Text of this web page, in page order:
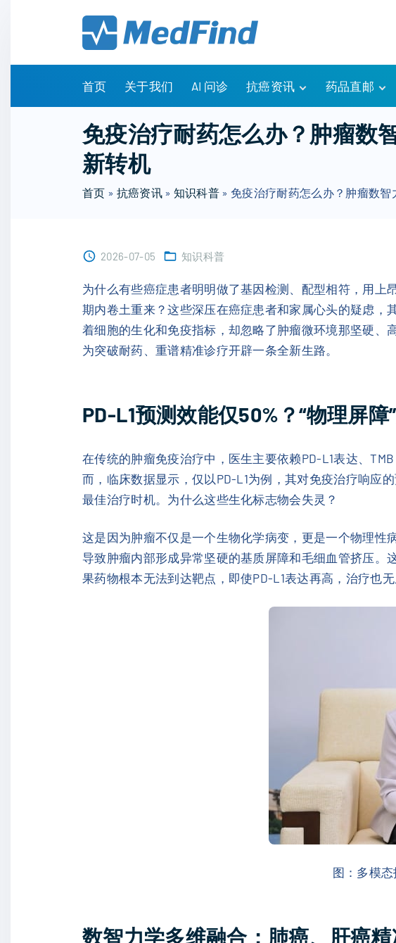
首页 关于我们 AI 问诊 抗癌资讯
有问有答
诊疗指南
医改政策
药品直邮
购物车
订单追踪
常见问题
免疫治疗耐药怎么办？肿瘤数
新转机
首页 » 抗癌资讯» 知识科普 » 免疫治疗耐药怎么办？肿瘤数
2026-07-05 知识科普
为什么有些癌症患者明明做了基因检测、配型相符，用
期内卷土重来？这些深压在癌症患者和家属心头的疑虑，
着细胞的生化和免疫指标，却忽略了肿瘤微环境那坚硬、
为突破耐药、重谱精准诊疗开辟一条全新生路。
PD-L1预测效能仅50%？“物理屏
在传统的肿瘤免疫治疗中，医生主要依赖PD-L1表达、
而，临床数据显示，仅以PD-L1为例，其对免疫治疗响应
最佳治疗时机。为什么这些生化标志物会失灵？
这是因为肿瘤不仅是一个生物化学病变，更是一个物理性
导致肿瘤内部形成异常坚硬的基质屏障和毛细血管挤压。
果药物根本无法到达靶点，即使PD-L1表达再高，治疗也无
图：多模
数智力学多维融合：肺癌、肝癌